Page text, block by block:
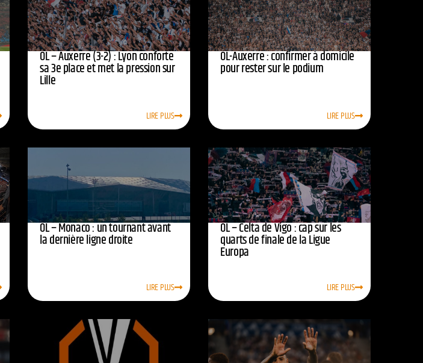
OL – Auxerre (3-2) : Lyon conforte
sa 3e place et met la pression sur
Lille
LIRE PLUS
OL-Auxerre : confirmer à domicile
pour rester sur le podium
LIRE PLUS
OL – Monaco : un tournant avant
la dernière ligne droite
LIRE PLUS
OL – Celta de Vigo : cap sur les
quarts de finale de la Ligue
Europa
LIRE PLUS